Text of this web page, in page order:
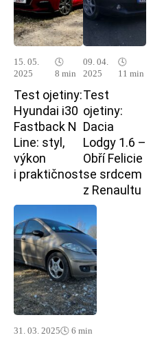
15. 05.
2025
🕓
8 min
Test ojetiny:
Hyundai i30
Fastback N
Line: styl,
výkon
i praktičnost
09. 04.
2025
🕓
11 min
Test
ojetiny:
Dacia
Lodgy 1.6 –
Obří Felicie
se srdcem
z Renaultu
31. 03. 2025🕓 6 min